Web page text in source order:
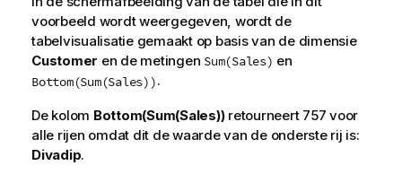
voorbeeld wordt weergegeven, wordt de
tabelvisualisatie gemaakt op basis van de dimensie
Customer en de metingen Sum(Sales) en
Bottom(Sum(Sales)).
De kolom Bottom(Sum(Sales))retourneert 757 voor
alle rijen omdat dit de waarde van de onderste rij is:
Divadip.